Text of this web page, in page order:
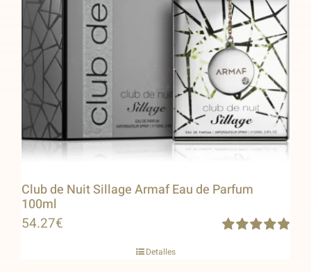
Club de Nuit Sillage Armaf Eau de Parfum
100ml
54.27€
Detalles